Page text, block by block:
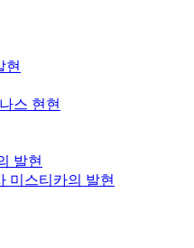
현
스 현현
발현
미스티카의 발현